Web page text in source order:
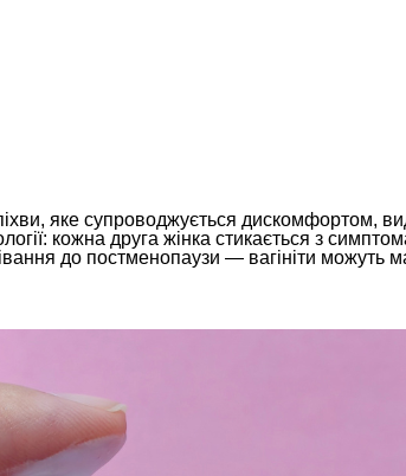
яке супроводжується дискомфортом,
кожна друга жінка стикається з
до постменопаузи — вагініти можуть